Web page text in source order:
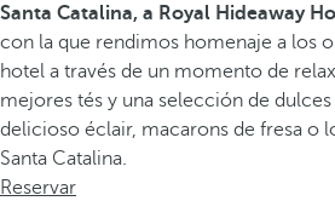
Santa Catalina, a Royal Hideaway
con la que rendimos homenaje a los
hotel a través de un momento de
mejores tés y una selección de
delicioso éclair, macarons de fresa o
Santa Catalina.
Reservar